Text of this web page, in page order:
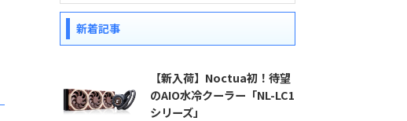
新着記事
【新入荷】Noctua初！待望
のAIO水冷クーラー「NL-LC1
シリーズ」